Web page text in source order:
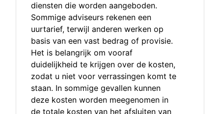
diensten die worden aangeboden.
Sommige adviseurs rekenen een
uurtarief, terwijl anderen werken op
basis van een vast bedrag of provisie.
Het is belangrijk om vooraf
duidelijkheid te krijgen over de kosten,
zodat u niet voor verrassingen komt te
staan. In sommige gevallen kunnen
deze kosten worden meegenomen in
de totale kosten van het afsluiten van